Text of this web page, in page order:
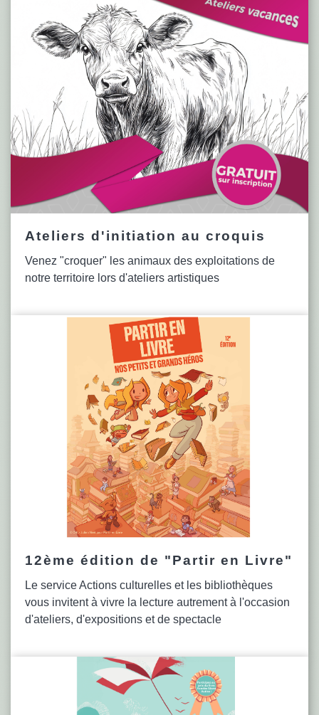
Ateliers d'initiation au croquis
Venez "croquer" les animaux des exploitations de
notre territoire lors d'ateliers artistiques
12ème édition de "Partir en Livre"
Le service Actions culturelles et les bibliothèques
vous invitent à vivre la lecture autrement à l'occasion
d'ateliers, d'expositions et de spectacle